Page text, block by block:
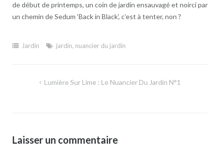
de début de printemps, un coin de jardin ensauvagé et noirci par
un chemin de Sedum ‘Back in Black’, c’est à tenter, non ?
Jardin jardin, nuancier du jardin
NavigationLumière Sur Lime : Le Nuancier Du Jardin N°1
Laisser un commentaire